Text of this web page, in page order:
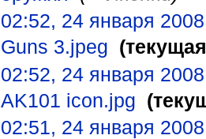
02:52, 24 января 2008
Guns 3.jpeg
02:52, 24 января 2008
AK101 icon.jpg
02:51, 24 января 2008